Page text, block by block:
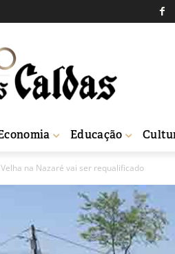
Educação
na Nazaré vai ser requalificado